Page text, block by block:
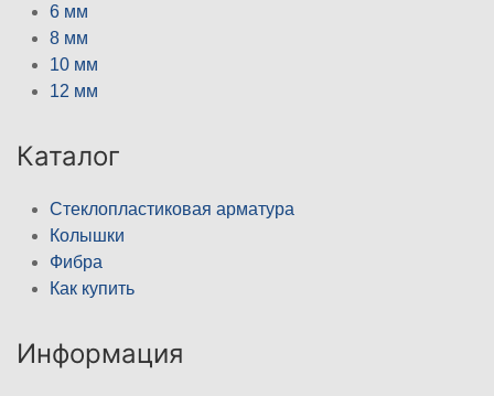
6 мм
8 мм
10 мм
12 мм
Каталог
Стеклопластиковая арматура
Колышки
Фибра
Как купить
Информация